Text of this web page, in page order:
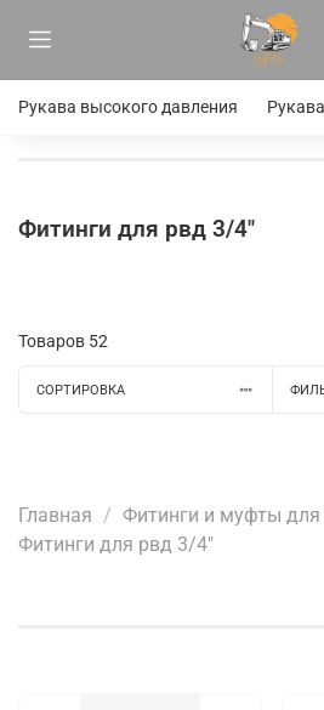
Рукава высокого давления
Фитинги для рвд 3/4"
Товаров 52
СОРТИРОВКА
Главная Фитинги и муфты
Фитинги для рвд 3/4"